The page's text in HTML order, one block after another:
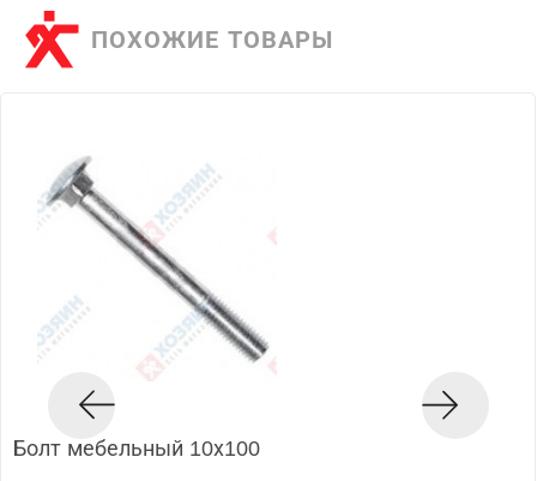
ПОХОЖИЕ ТОВАРЫ
Болт мебельный 10х100